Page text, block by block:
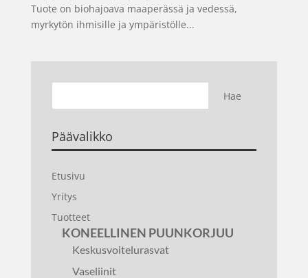
Tuote on biohajoava maaperässä ja vedessä,
myrkytön ihmisille ja ympäristölle...
Päävalikko
Etusivu
Yritys
Tuotteet
KONEELLINEN PUUNKORJUU
Keskusvoitelurasvat
Vaseliinit